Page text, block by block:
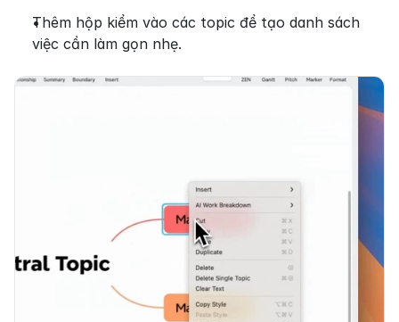
Thêm hộp kiểm vào các topic để tạo danh sách
việc cần làm gọn nhẹ.